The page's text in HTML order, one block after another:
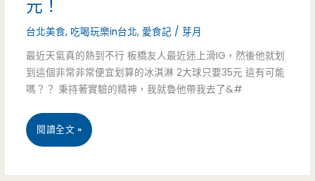
的
好
元！
台北美食, 吃喝玩樂in台北, 愛食記 /芽月
最近天氣真的熱到不行 板橋友人最近迷上滑IG，然後他就划
到這個非常非常便宜划算的冰淇淋 2大球只要35元 這有可能
嗎？？ 秉持著實驗的精神，我就魯他帶我去了&#
台
閱讀全文 »